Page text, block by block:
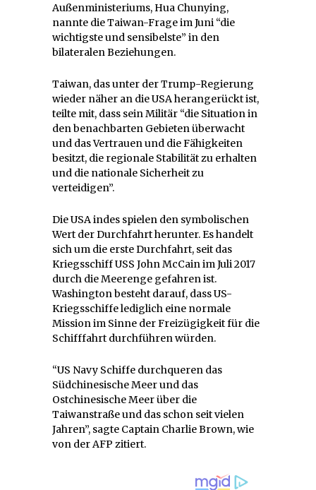
Außenministeriums, Hua Chunying,
nannte die Taiwan-Frage im Juni “die
wichtigste und sensibelste” in den
bilateralen Beziehungen.
Taiwan, das unter der Trump-Regierung
wieder näher an die USA herangerückt ist,
teilte mit, dass sein Militär “die Situation in
den benachbarten Gebieten überwacht
und das Vertrauen und die Fähigkeiten
besitzt, die regionale Stabilität zu erhalten
und die nationale Sicherheit zu
verteidigen”.
Die USA indes spielen den symbolischen
Wert der Durchfahrt herunter. Es handelt
sich um die erste Durchfahrt, seit das
Kriegsschiff USS John McCain im Juli 2017
durch die Meerenge gefahren ist.
Washington besteht darauf, dass US-
Kriegsschiffe lediglich eine normale
Mission im Sinne der Freizügigkeit für die
Schifffahrt durchführen würden.
“US Navy Schiffe durchqueren das
Südchinesische Meer und das
Ostchinesische Meer über die
Taiwanstraße und das schon seit vielen
Jahren”, sagte Captain Charlie Brown, wie
von der AFP zitiert.